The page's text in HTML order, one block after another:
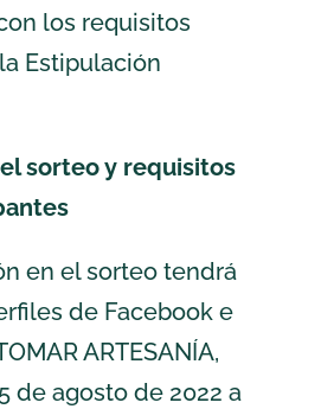
los requisitos
Estipulación
sorteo y requisitos
en el sorteo tendrá
de Facebook e
ARTESANÍA,
de agosto de 2022 a